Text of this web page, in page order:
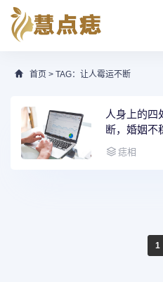
首页 > TAG：让人霉运不断
人身上的四
断，婚姻不
痣相
1